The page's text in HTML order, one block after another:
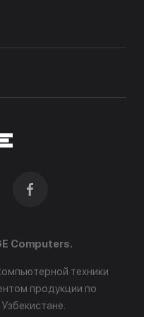
Computers.
техники
продукции по